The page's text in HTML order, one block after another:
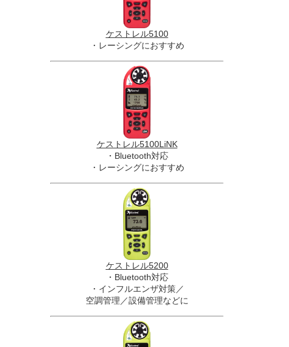
ケストレル5100
・レーシングにおすすめ
ケストレル5100LiNK
・Bluetooth対応
・レーシングにおすすめ
ケストレル5200
・Bluetooth対応
・インフルエンザ対策／
空調管理／設備管理などに